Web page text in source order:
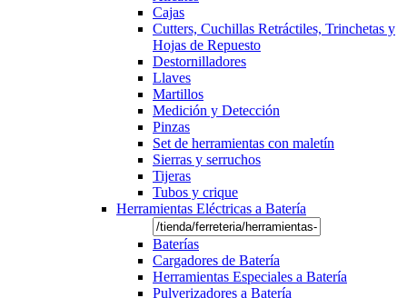
Cajas
Cutters, Cuchillas Retráctiles, Trinchetas y
Hojas de Repuesto
Destornilladores
Llaves
Martillos
Medición y Detección
Pinzas
Set de herramientas con maletín
Sierras y serruchos
Tijeras
Tubos y crique
Herramientas Eléctricas a Batería
Baterías
Cargadores de Batería
Herramientas Especiales a Batería
Pulverizadores a Batería